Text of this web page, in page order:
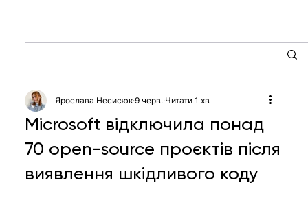
Microsoft відключила понад
70 open-source проєктів після
виявлення шкідливого коду
Ярослава Несисюк 9 черв. Читати 1 хв